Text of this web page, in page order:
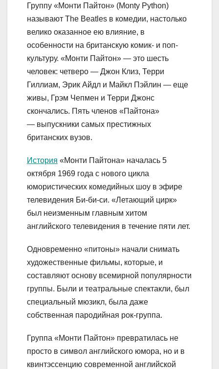
Группу «Монти Пайтон» (Monty Python)
называют The Beatles в комедии, настолько
велико оказанное ею влияние, в
особенности на британскую комик- и поп-
культуру. «Монти Пайтон» — это шесть
человек: четверо — Джон Клиз, Терри
Гиллиам, Эрик Айдл и Майкл Пэйлин — еще
живы, Грэм Чепмен и Терри Джонс
скончались. Пять членов «Пайтона»
— выпускники самых престижных
британских вузов.
История «Монти Пайтона» началась 5
октября 1969 года с нового цикла
юмористических комедийных шоу в эфире
телевидения Би-би-си. «Летающий цирк»
был неизменным главным хитом
английского телевидения в течение пяти лет.
Одновременно «питоны» начали снимать
художественные фильмы, которые, и
составляют основу всемирной популярности
группы. Были и театральные спектакли, был
специальный мюзикл, была даже
собственная пародийная рок-группа.
Группа «Монти Пайтон» превратилась не
просто в символ английского юмора, но и в
квинтэссенцию современной английской